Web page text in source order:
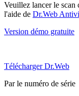
Veuillez lancer le scan
l'aide de Dr.Web
Version démo gratuite
Télécharger Dr.Web
Par le numéro de série